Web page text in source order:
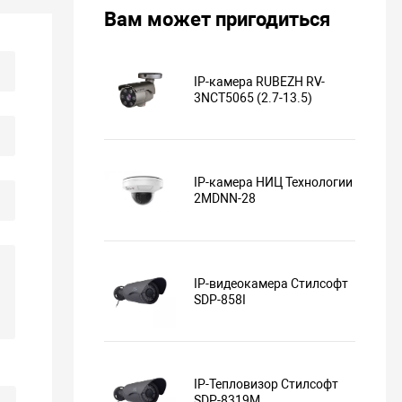
Вам может пригодиться
IP-камера RUBEZH RV-
3NCT5065 (2.7-13.5)
IP-камера НИЦ Технологии
2MDNN-28
IP-видеокамера Стилсофт
SDP-858I
IP-Тепловизор Стилсофт